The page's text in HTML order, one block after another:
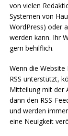
von vielen
Systemen von
WordPress) oder
werden kann. Ihr
gern behilflich.
Wenn die Website
RSS unterstützt,
Mitteilung mit der
dann den RSS-
und werden
eine Neuigkeit